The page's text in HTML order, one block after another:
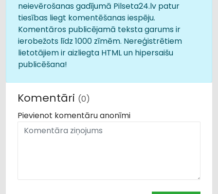
neievērošanas gadījumā Pilseta24.lv patur
tiesības liegt komentēšanas iespēju.
Komentāros publicējamā teksta garums ir
ierobežots līdz 1000 zīmēm. Nereģistrētiem
lietotājiem ir aizliegta HTML un hipersaišu
publicēšana!
Komentāri (0)
Pievienot komentāru anonīmi